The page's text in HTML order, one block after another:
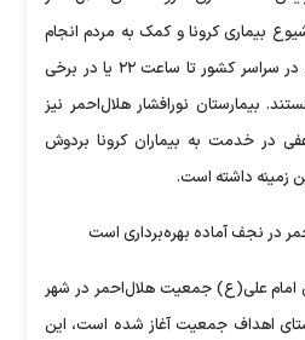
بیماری کرونا و کمک به مردم انجام
شده و داروخانه‌های هلال‌احمر در سراسر کشور تا ساعت ۲۲ یا در برخی
۲۴ فعال هستند. بیمارستان نورافشار هلال‌احمر نیز
در خدمت به بیماران کرونا بردوش
زمینه داشته است.
در نجف آماده بهره‌برداری است
امام علی(ع) جمعیت هلال‌احمر در شهر
۵ سال در راستای اهداف جمعیت آغاز شده است، این